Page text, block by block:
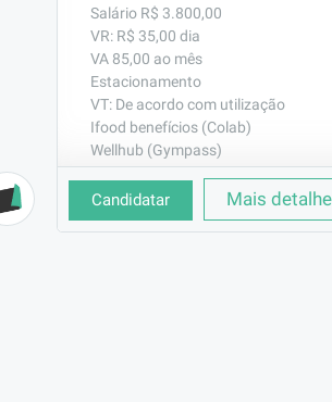
Salário R$ 3.800,00
VR: R$ 35,00 dia
VA 85,00 ao mês
Estacionamento
VT: De acordo com utilização
Ifood benefícios (Colab)
Wellhub (Gympass)
Seguro de Vida
Plano odontológico e médico após
Horário: Segunda a sexta das 08
📍 Local: Pinheiros | Modelo
Candidatar Mais